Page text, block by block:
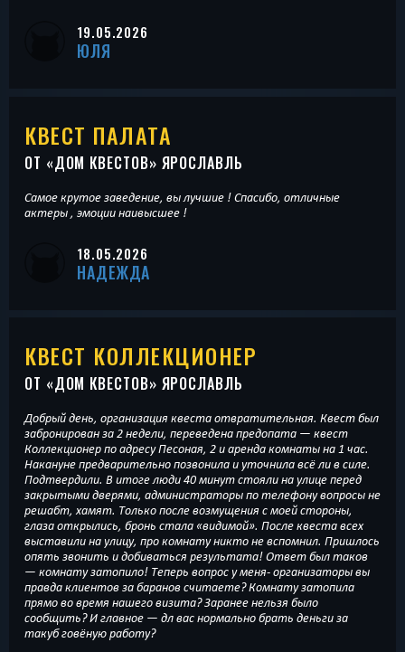
19.05.2026
ЮЛЯ
КВЕСТ ПАЛАТА
ОТ «ДОМ КВЕСТОВ» ЯРОСЛАВЛЬ
Самое крутое заведение, вы лучшие ! Спасибо, отличные
актеры , эмоции наивысшее !
18.05.2026
НАДЕЖДА
КВЕСТ КОЛЛЕКЦИОНЕР
ОТ «ДОМ КВЕСТОВ» ЯРОСЛАВЛЬ
Добрый день, организация квеста отвратительная. Квест был
забронирован за 2 недели, переведена предопата — квест
Коллекционер по адресу Песоная, 2 и аренда комнаты на 1 час.
Накануне предварительно позвонила и уточнила всё ли в силе.
Подтвердили. В итоге люди 40 минут стояли на улице перед
закрытыми дверями, администраторы по телефону вопросы не
решабт, хамят. Только после возмущения с моей стороны,
глаза открылись, бронь стала «видимой». После квеста всех
выставили на улицу, про комнату никто не вспомнил. Пришлось
опять звонить и добиваться результата! Ответ был таков
— комнату затопило! Теперь вопрос у меня- организаторы вы
правда клиентов за баранов считаете? Комнату затопила
прямо во время нашего визита? Заранее нельзя было
сообщить? И главное — дл вас нормально брать деньги за
такуб говёную работу?